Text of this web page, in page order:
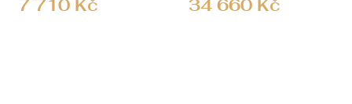
7 710 Kč 34 660 Kč